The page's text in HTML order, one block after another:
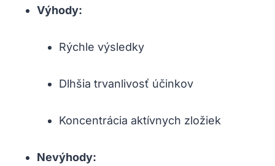
Výhody:
Rýchle výsledky
Dlhšia trvanlivosť účinkov
Koncentrácia aktívnych zložiek
Nevýhody: